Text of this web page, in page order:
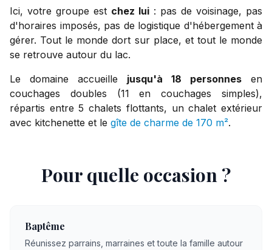
Ici, votre groupe est chez lui : pas de voisinage, pas
d'horaires imposés, pas de logistique d'hébergement à
gérer. Tout le monde dort sur place, et tout le monde
se retrouve autour du lac.
Le domaine accueille jusqu'à 18 personnes en
couchages doubles (11 en couchages simples),
répartis entre 5 chalets flottants, un chalet extérieur
avec kitchenette et le gîte de charme de 170 m².
Pour quelle occasion ?
Baptême
Réunissez parrains, marraines et toute la famille autour